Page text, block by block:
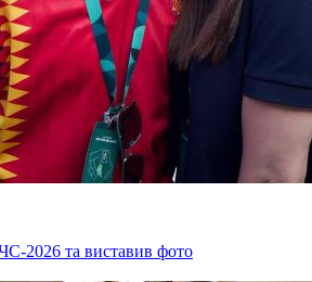
2026 та виставив фото